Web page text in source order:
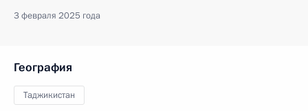
3 февраля 2025 года
География
Таджикистан